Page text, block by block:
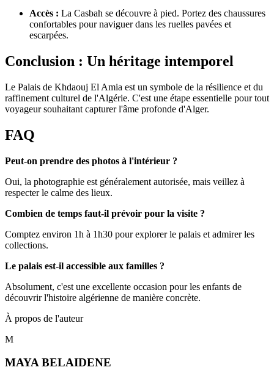
Accès : La Casbah se découvre à pied. Portez des chaussures
confortables pour naviguer dans les ruelles pavées et
escarpées.
Conclusion : Un héritage intemporel
Le Palais de Khdaouj El Amia est un symbole de la résilience et du
raffinement culturel de l'Algérie. C'est une étape essentielle pour tout
voyageur souhaitant capturer l'âme profonde d'Alger.
FAQ
Peut-on prendre des photos à l'intérieur ?
Oui, la photographie est généralement autorisée, mais veillez à
respecter le calme des lieux.
Combien de temps faut-il prévoir pour la visite ?
Comptez environ 1h à 1h30 pour explorer le palais et admirer les
collections.
Le palais est-il accessible aux familles ?
Absolument, c'est une excellente occasion pour les enfants de
découvrir l'histoire algérienne de manière concrète.
À propos de l'auteur
M
MAYA BELAIDENE